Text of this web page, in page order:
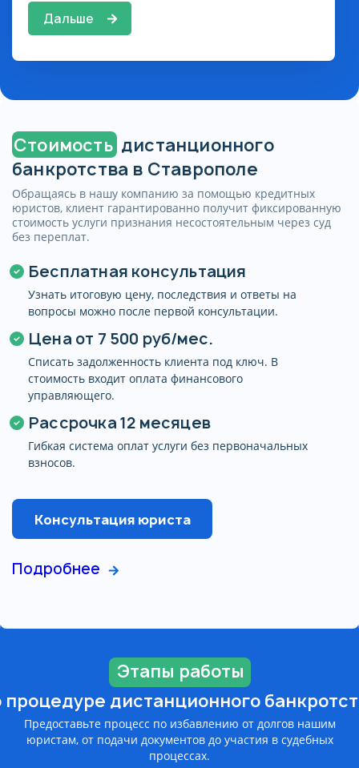
Дальше
Стоимость дистанционного
банкротства в Ставрополе
Обращаясь в нашу компанию за помощью кредитных
юристов, клиент гарантированно получит фиксированную
стоимость услуги признания несостоятельным через суд
без переплат.
Бесплатная консультация
Узнать итоговую цену, последствия и ответы на
вопросы можно после первой консультации.
Цена от 7 500 руб/мес.
Списать задолженность клиента под ключ. В
стоимость входит оплата финансового
управляющего.
Рассрочка 12 месяцев
Гибкая система оплат услуги без первоначальных
взносов.
Консультация юриста
Подробнее
Этапы работы
процедуре дистанционного
Предоставьте процесс по избавлению от долгов нашим
юристам, от подачи документов до участия в судебных
процессах.